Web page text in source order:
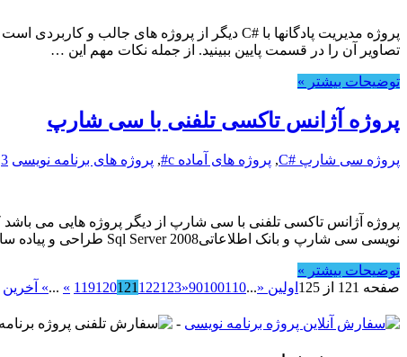
تصاویر آن را در قسمت پایین ببینید. از جمله نکات مهم این …
توضیحات بیشتر »
پروژه آژانس تاکسی تلفنی با سی شارپ
پروژه سی شارپ #C , پروژه های آماده c# , پروژه های برنامه نویسی 3
نویسی سی شارپ و بانک اطلاعاتیSql Server 2008 طراحی و پیاده سازی شده است.این پروژه دارای امکانات کاملی می باشد که لیست این امکانات در قسمت پایین ذکر شده است.
توضیحات بیشتر »
صفحه 121 از 125
اولین «...
90100110
«
119120121 122123
»
...» آخرین
-